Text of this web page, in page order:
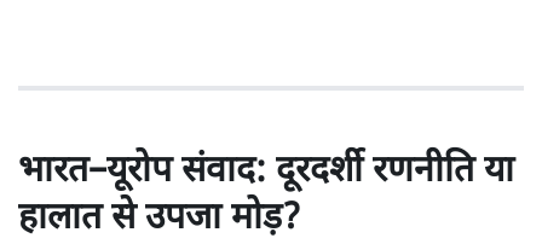
भारत–यूरोप संवाद: दूरदर्शी रणनीति या
हालात से उपजा मोड़?